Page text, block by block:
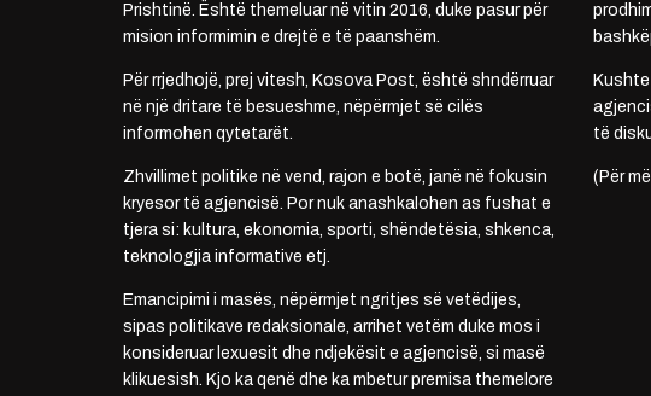
Prishtinë. Është themeluar në vitin 2016, duke pasur për
mision informimin e drejtë e të paanshëm.
Për rrjedhojë, prej vitesh, Kosova Post, është shndërruar
në një dritare të besueshme, nëpërmjet së cilës
informohen qytetarët.
Zhvillimet politike në vend, rajon e botë, janë në fokusin
kryesor të agjencisë. Por nuk anashkalohen as fushat e
tjera si: kultura, ekonomia, sporti, shëndetësia, shkenca,
teknologjia informative etj.
Emancipimi i masës, nëpërmjet ngritjes së vetëdijes,
sipas politikave redaksionale, arrihet vetëm duke mos i
konsideruar lexuesit dhe ndjekësit e agjencisë, si masë
klikuesish. Kjo ka qenë dhe ka mbetur premisa themelore
të
(Për